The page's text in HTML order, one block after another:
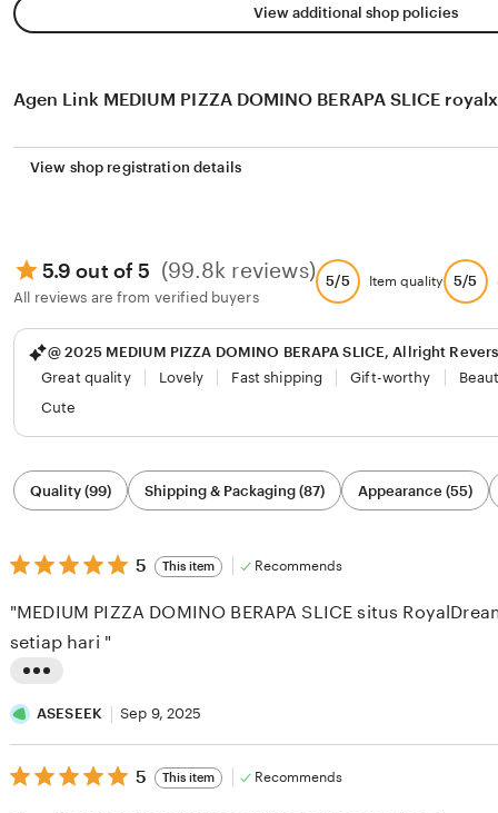
View additional shop policies
Agen Link MEDIUM PIZZA DOMINO BERAPA SLICE
View shop registration details
5.9 out of 5 (99.8k reviews)
All reviews are from verified buyers
5/5 Item quality 5/5
@ 2025 MEDIUM PIZZA DOMINO BERAPA SLICE, Allright
Great quality
Lovely Fast shipping Gift-worthy
Cute
Filter
by
category
Quality (99) Shipping & Packaging (87) Appearance (55)
5
out
5
stars
5 This item Recommends
i
s
t
"MEDIUM PIZZA DOMINO BERAPA SLICE situs
setiap hari "
ASESEEK Sep 9, 2025
5
out
5 This item Recommends